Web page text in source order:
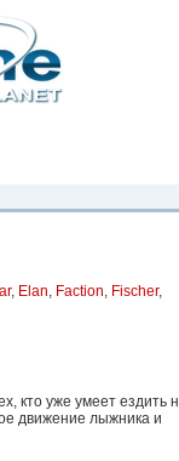
, Elan, Faction, Fischer,
кто уже умеет ездить
движение лыжника и